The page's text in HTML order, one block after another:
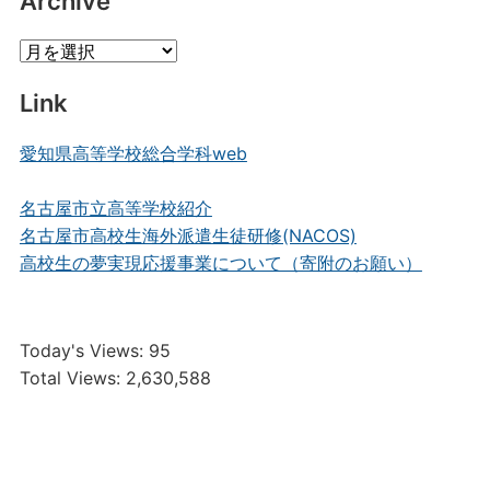
Archive
Link
愛知県高等学校総合学科web
名古屋市立高等学校紹介
名古屋市高校生海外派遣生徒研修(NACOS)
高校生の夢実現応援事業について（寄附のお願い）
Today's Views: 95
Total Views: 2,630,588